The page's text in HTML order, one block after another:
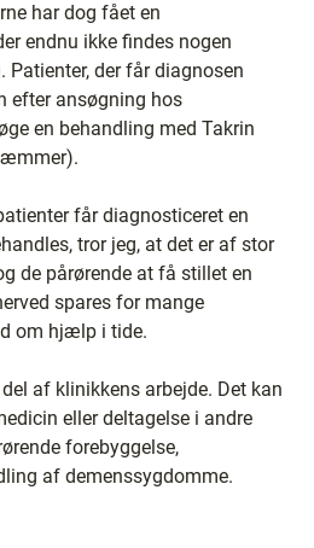
har dog fået en
endnu ikke findes nogen
Patienter, der får diagnosen
efter ansøgning hos
en behandling med Takrin
får diagnosticeret en
tror jeg, at det er af stor
de pårørende at få stillet en
spares for mange
om hjælp i tide.
af klinikkens arbejde. Det kan
eller deltagelse i andre
forebyggelse,
af demenssygdomme.